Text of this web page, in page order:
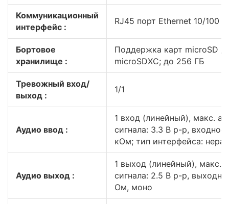
Коммуникационный
интерфейс :
RJ45 порт Ethernet 10/100
Бортовое
хранилище :
Поддержка карт microSD /
microSDXC; до 256 ГБ
Тревожный вход/
выход :
1/1
Аудио ввод :
1 вход (линейный), макс.
сигнала: 3.3 В p-p, входное
кОм; тип интерфейса:
Аудио выход :
1 выход (линейный), макс.
сигнала: 2.5 В p-p,
Ом, моно